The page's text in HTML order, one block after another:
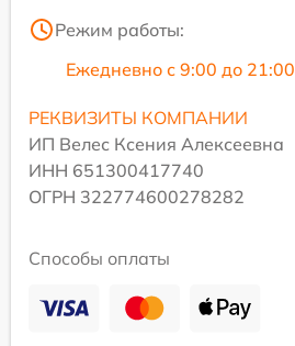
Режим работы:
Ежедневно с 9:00 до 21:00
РЕКВИЗИТЫ КОМПАНИИ
ИП Велес Ксения Алексеевна
ИНН 651300417740
ОГРН 322774600278282
Способы оплаты